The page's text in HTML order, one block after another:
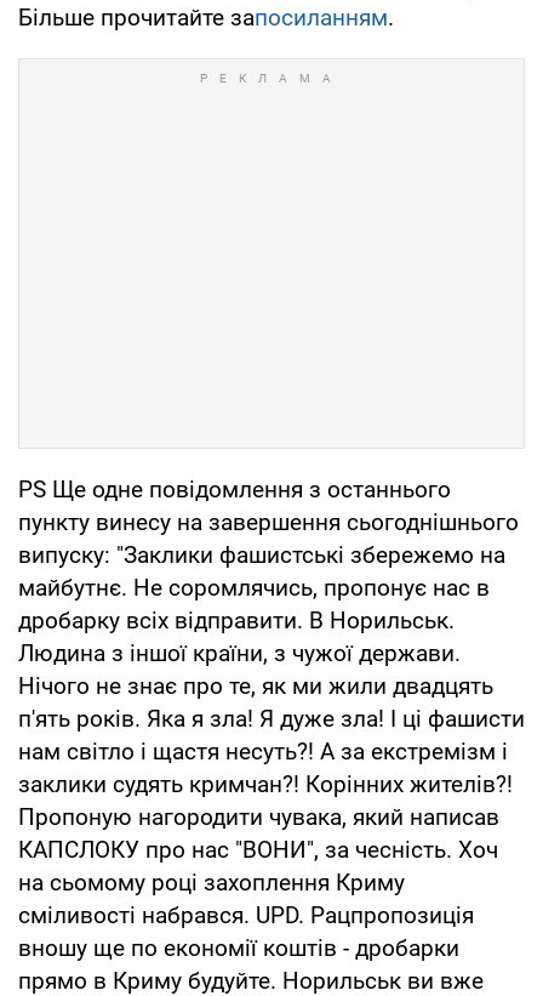
Більше прочитайте запосиланням.
PS Ще одне повідомлення з останнього
пункту винесу на завершення сьогоднішнього
випуску: "Заклики фашистські збережемо на
майбутнє. Не соромлячись, пропонує нас в
дробарку всіх відправити. В Норильськ.
Людина з іншої країни, з чужої держави.
Нічого не знає про те, як ми жили двадцять
п'ять років. Яка я зла! Я дуже зла! І ці фашисти
нам світло і щастя несуть?! А за екстремізм і
заклики судять кримчан?! Корінних жителів?!
Пропоную нагородити чувака, який написав
КАПСЛОКУ про нас "ВОНИ", за чесність. Хоч
на сьомому році захоплення Криму
сміливості набрався. UPD. Рацпропозиція
вношу ще по економії коштів - дробарки
прямо в Криму будуйте. Норильськ ви вже